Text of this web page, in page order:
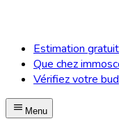
Estimation
Que chez
Vérifiez votre
Menu